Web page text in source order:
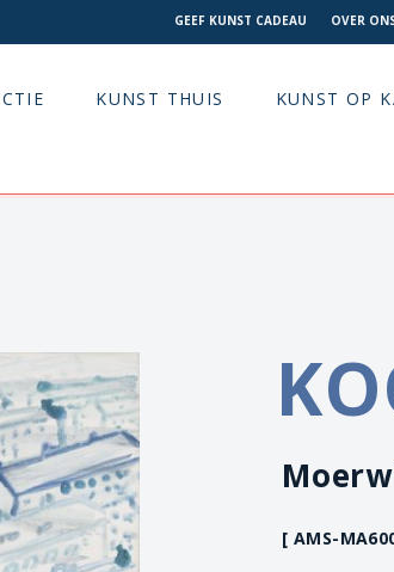
GEEF KUNST CADEAU OVER
KUNST THUIS KUNST OP
[ AMS-